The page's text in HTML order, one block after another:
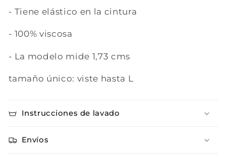
- Tiene elástico en la cintura
- 100% viscosa
- La modelo mide 1,73 cms
tamaño único: viste hasta L
Instrucciones de lavado
Envíos